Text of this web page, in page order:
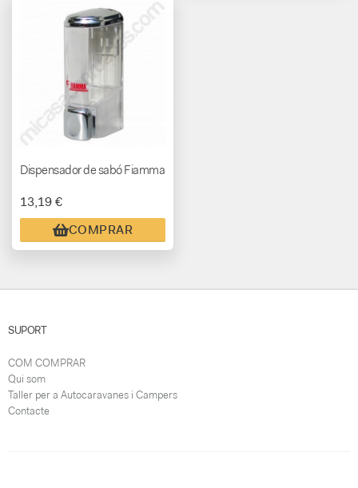
Dispensador de sabó Fiamma
13,19 €
COMPRAR
SUPORT
COM COMPRAR
Qui som
Taller per a Autocaravanes i Campers
Contacte